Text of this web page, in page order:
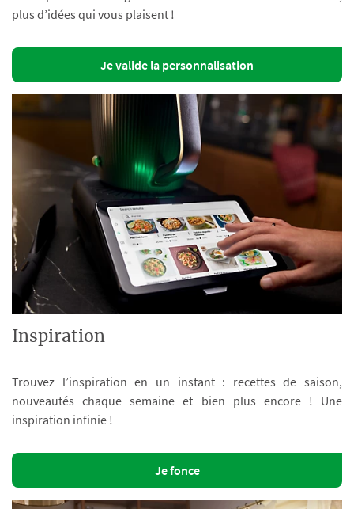
plus d’idées qui vous plaisent !
Je valide la personnalisation
Inspiration
Trouvez l’inspiration en un instant : recettes de saison,
nouveautés chaque semaine et bien plus encore ! Une
inspiration infinie !
Je fonce